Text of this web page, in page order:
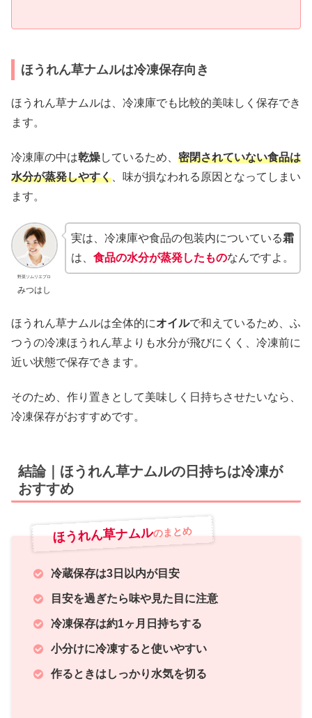
ほうれん草ナムルは冷凍保存向き
ほうれん草ナムルは、冷凍庫でも比較的美味しく保存でき
ます。
冷凍庫の中は乾燥しているため、 密閉されていない食品は
水分が蒸発しやすく 、味が損なわれる原因となってしまい
ます。
野菜ソムリエプロ
みつはし
実は、冷凍庫や食品の包装内についている霜
は、 食品の水分が蒸発したものなんですよ。
ほうれん草ナムルは全体的にオイルで和えているため、ふ
つうの冷凍ほうれん草よりも水分が飛びにくく、冷凍前に
近い状態で保存できます。
そのため、作り置きとして美味しく日持ちさせたいなら、
冷凍保存がおすすめです。
結論｜ほうれん草ナムルの日持ちは冷凍が
おすすめ
ほうれん草ナムルのまとめ
冷蔵保存は3日以内が目安
目安を過ぎたら味や見た目に注意
冷凍保存は約1ヶ月日持ちする
小分けに冷凍すると使いやすい
作るときはしっかり水気を切る